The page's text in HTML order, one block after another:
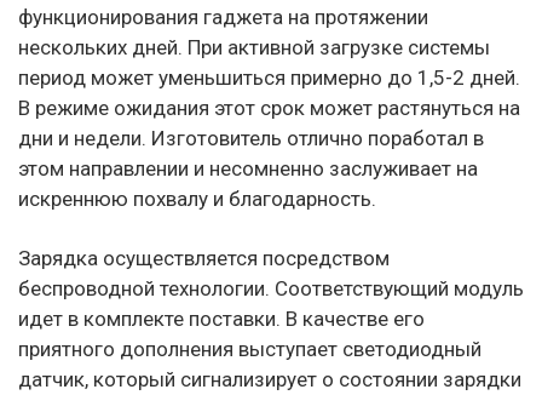
функционирования гаджета на протяжении
нескольких дней. При активной загрузке системы
период может уменьшиться примерно до 1,5-2 дней.
В режиме ожидания этот срок может растянуться на
дни и недели. Изготовитель отлично поработал в
этом направлении и несомненно заслуживает на
искреннюю похвалу и благодарность.
Зарядка осуществляется посредством
беспроводной технологии. Соответствующий модуль
идет в комплекте поставки. В качестве его
приятного дополнения выступает светодиодный
датчик, который сигнализирует о состоянии зарядки